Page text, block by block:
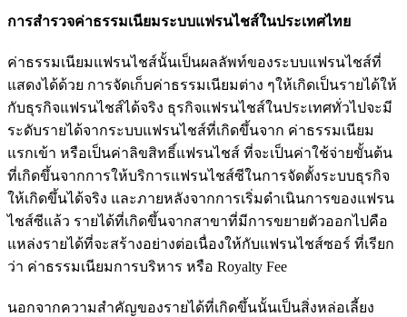
การสำรวจค่าธรรมเนียมระบบแฟรนไชส์ในประเทศไทย
ค่าธรรมเนียมแฟรนไชส์นั้นเป็นผลลัพท์ของระบบแฟรนไชส์ที่
แสดงได้ด้วย การจัดเก็บค่าธรรมเนียมต่าง ๆให้เกิดเป็นรายได้ให้
กับธุรกิจแฟรนไชส์ได้จริง ธุรกิจแฟรนไชส์ในประเทศทั่วไปจะมี
ระดับรายได้จากระบบแฟรนไชส์ที่เกิดขึ้นจาก ค่าธรรมเนียม
แรกเข้า หรือเป็นค่าลิขสิทธิ์แฟรนไชส์ ที่จะเป็นค่าใช้จ่ายขั้นต้น
ที่เกิดขึ้นจากการให้บริการแฟรนไชส์ซีในการจัดตั้งระบบธุรกิจ
ให้เกิดขึ้นได้จริง และภายหลังจากการเริ่มดำเนินการของแฟรน
ไชส์ซีแล้ว รายได้ที่เกิดขึ้นจากสาขาที่มีการขยายตัวออกไปคือ
แหล่งรายได้ที่จะสร้างอย่างต่อเนื่องให้กับแฟรนไชส์ซอร์ ที่เรียก
ว่า ค่าธรรมเนียมการบริหาร หรือ Royalty Fee
นอกจากความสำคัญของรายได้ที่เกิดขึ้นนั้นเป็นสิ่งหล่อเลี้ยง